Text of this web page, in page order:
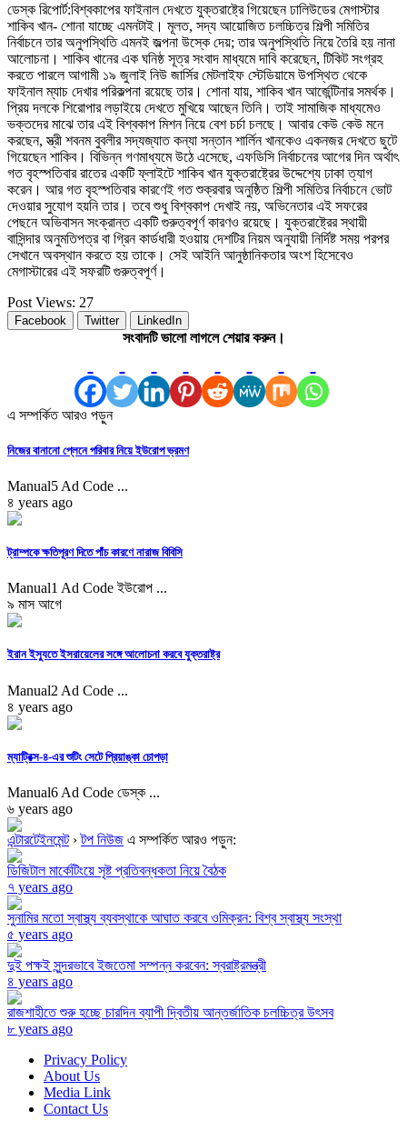
ডেস্ক রিপোর্ট:বিশ্বকাপের ফাইনাল দেখতে যুক্তরাষ্ট্রে গিয়েছেন ঢালিউডের মেগাস্টার
শাকিব খান- শোনা যাচ্ছে এমনটাই। মূলত, সদ্য আয়োজিত চলচ্চিত্র শিল্পী সমিতির
নির্বাচনে তার অনুপস্থিতি এমনই জল্পনা উস্কে দেয়; তার অনুপস্থিতি নিয়ে তৈরি হয় নানা
আলোচনা। শাকিব খানের এক ঘনিষ্ঠ সূত্র সংবাদ মাধ্যমে দাবি করেছেন, টিকিট সংগ্রহ
করতে পারলে আগামী ১৯ জুলাই নিউ জার্সির মেটলাইফ স্টেডিয়ামে উপস্থিত থেকে
ফাইনাল ম্যাচ দেখার পরিকল্পনা রয়েছে তার। শোনা যায়, শাকিব খান আর্জেন্টিনার সমর্থক।
প্রিয় দলকে শিরোপার লড়াইয়ে দেখতে মুখিয়ে আছেন তিনি। তাই সামাজিক মাধ্যমেও
ভক্তদের মাঝে তার এই বিশ্বকাপ মিশন নিয়ে বেশ চর্চা চলছে। আবার কেউ কেউ মনে
করছেন, স্ত্রী শবনম বুবলীর সদ্যজ্যাত কন্যা সন্তান শার্লিন খানকেও একনজর দেখতে ছুটে
গিয়েছেন শাকিব। বিভিন্ন গণমাধ্যমে উঠে এসেছে, এফডিসি নির্বাচনের আগের দিন অর্থাৎ
গত বৃহস্পতিবার রাতের একটি ফ্লাইটে শাকিব খান যুক্তরাষ্ট্রের উদ্দেশ্যে ঢাকা ত্যাগ
করেন। আর গত বৃহস্পতিবার কারণেই গত শুক্রবার অনুষ্ঠিত শিল্পী সমিতির নির্বাচনে ভোট
দেওয়ার সুযোগ হয়নি তার। তবে শুধু বিশ্বকাপ দেখাই নয়, অভিনেতার এই সফরের
পেছনে অভিবাসন সংক্রান্ত একটি গুরুত্বপূর্ণ কারণও রয়েছে। যুক্তরাষ্ট্রের স্থায়ী
বাসিন্দার অনুমতিপত্র বা গ্রিন কার্ডধারী হওয়ায় দেশটির নিয়ম অনুযায়ী নির্দিষ্ট সময় পরপর
সেখানে অবস্থান করতে হয় তাকে। সেই আইনি আনুষ্ঠানিকতার অংশ হিসেবেও
মেগাস্টারের এই সফরটি গুরুত্বপূর্ণ।
Post Views: 27
Facebook Twitter LinkedIn
সংবাদটি ভালো লাগলে শেয়ার করুন।
এ সম্পর্কিত আরও পড়ুন
নিজের বানানো প্লেনে পরিবার নিয়ে ইউরোপ ভ্রমণ
Manual5 Ad Code ...
৪ years ago
ট্রাম্পকে ক্ষতিপূরণ দিতে পাঁচ কারণে নারাজ বিবিসি
Manual1 Ad Code ইউরোপ ...
৯ মাস আগে
ইরান ইস্যুতে ইসরায়েলের সঙ্গে আলোচনা করবে যুক্তরাষ্ট্র
Manual2 Ad Code ...
৪ years ago
ম্যাট্রিক্স-৪-এর শুটিং সেটে প্রিয়াঙ্কা চোপড়া
Manual6 Ad Code ডেস্ক ...
৬ years ago
এন্টারটেইনমেন্ট›টপ নিউজ এ সম্পর্কিত আরও পড়ুন:
ডিজিটাল মার্কেটিংয়ে সৃষ্ট প্রতিবন্ধকতা নিয়ে বৈঠক
৭ years ago
সুনামির মতো স্বাস্থ্য ব্যবস্থাকে আঘাত করবে ওমিক্রন: বিশ্ব স্বাস্থ্য সংস্থা
৫ years ago
দুই পক্ষই সুন্দরভাবে ইজতেমা সম্পন্ন করবেন: স্বরাষ্ট্রমন্ত্রী
৪ years ago
রাজশাহীতে শুরু হচ্ছে চারদিন ব্যাপী দ্বিতীয় আন্তর্জাতিক চলচ্চিত্র উৎসব
৮ years ago
Privacy Policy
About Us
Media Link
Contact Us